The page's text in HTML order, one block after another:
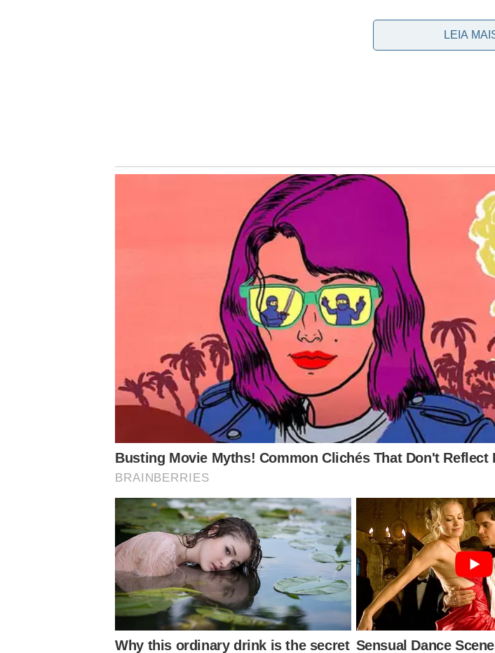
Lisca exalta trabalho feito por Abel Ferreira no Palmeiras e revela bastidores
Enquanto isso, o Palmeiras sofre com a carência no setor defensivo do meio de campo.
Abel Ferreira atua com Zé Rafael e Gabriel Menino, alvo de críticas por parte da torcida.
em 2023, tem sido opção no banco de reservas. Fabinho e Jailson possuem poucos
temporada, enquanto Atuesta está lesionado.
Aos 24 anos, o jogador fez apenas 19 jogos nas duas passagens pelo Palmeiras.
quando foi revelado, o Verdão comprou o jogador no ano seguinte por 3,5 milhões de
LEIA